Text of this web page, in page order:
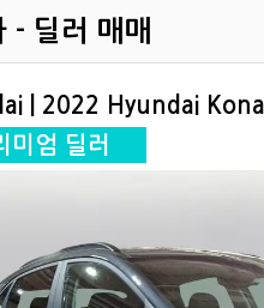
- 딜러 매매
| 2022 Hyundai
미엄 딜러